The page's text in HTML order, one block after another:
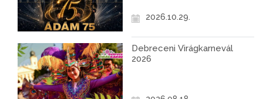
2026.10.29.
Debreceni Virágkarnevál
2026